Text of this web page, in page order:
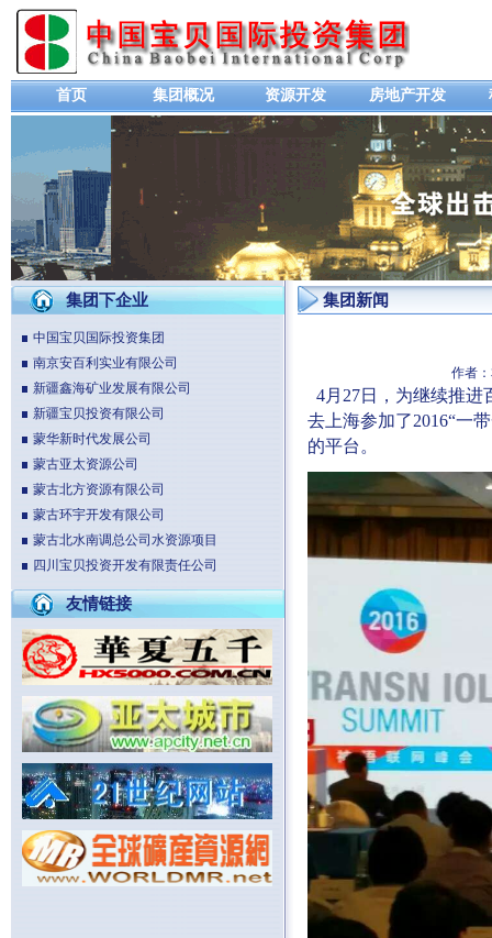
首页 集团概况 资源开发 房地产开发
集团下企业
中国宝贝国际投资集团
南京安百利实业有限公司
新疆鑫海矿业发展有限公司
新疆宝贝投资有限公司
蒙华新时代发展公司
蒙古亚太资源公司
蒙古北方资源有限公司
蒙古环宇开发有限公司
蒙古北水南调总公司水资源项目
四川宝贝投资开发有限责任公司
友情链接
集团新闻
作者
4月27日，为继续推
去上海参加了2016“一
的平台。